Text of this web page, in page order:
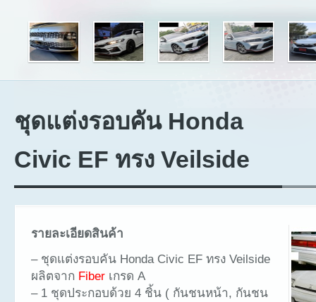
ชุดแต่งรอบคัน Honda
Civic EF ทรง Veilside
รายละเอียดสินค้า
– ชุดแต่งรอบคัน Honda Civic EF ทรง Veilside
ผลิตจาก Fiber เกรด A
– 1 ชุดประกอบด้วย 4 ชิ้น ( กันชนหน้า, กันชน